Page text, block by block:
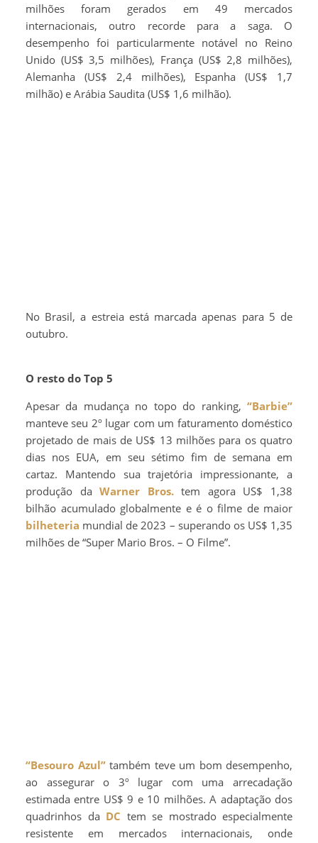
milhões foram gerados em 49 mercados
internacionais, outro recorde para a saga. O
desempenho foi particularmente notável no Reino
Unido (US$ 3,5 milhões), França (US$ 2,8 milhões),
Alemanha (US$ 2,4 milhões), Espanha (US$ 1,7
milhão) e Arábia Saudita (US$ 1,6 milhão).
No Brasil, a estreia está marcada apenas para 5 de
outubro.
O resto do Top 5
Apesar da mudança no topo do ranking, “Barbie”
manteve seu 2º lugar com um faturamento doméstico
projetado de mais de US$ 13 milhões para os quatro
dias nos EUA, em seu sétimo fim de semana em
cartaz. Mantendo sua trajetória impressionante, a
produção daWarner Bros.tem agora US$ 1,38
bilhão acumulado globalmente e é o filme de maior
bilheteria mundial de 2023 – superando os US$ 1,35
milhões de “Super Mario Bros. – O Filme”.
“Besouro Azul”também teve um bom desempenho,
ao assegurar o 3º lugar com uma arrecadação
estimada entre US$ 9 e 10 milhões. A adaptação dos
quadrinhos da DC tem se mostrado especialmente
resistente em mercados internacionais, onde